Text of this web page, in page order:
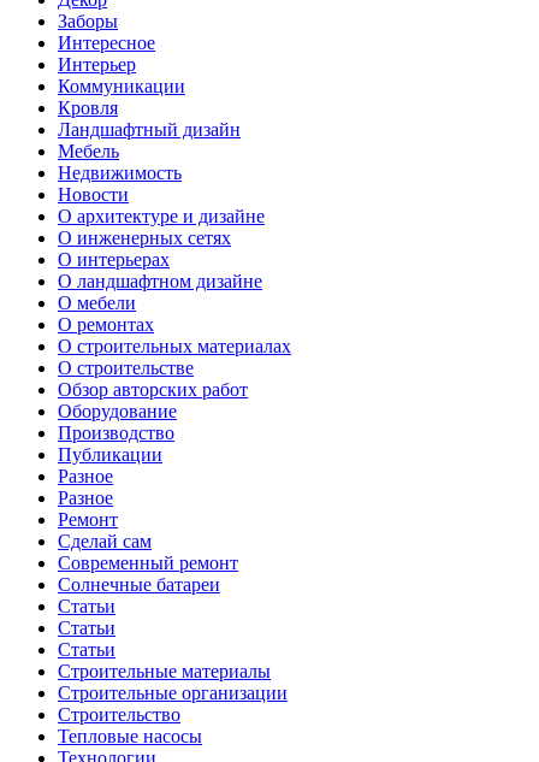
Заборы
Интересное
Интерьер
Коммуникации
Кровля
Ландшафтный дизайн
Мебель
Недвижимость
Новости
О архитектуре и дизайне
О инженерных сетях
О интерьерах
О ландшафтном дизайне
О мебели
О ремонтах
О строительных материалах
О строительстве
Обзор авторских работ
Оборудование
Производство
Публикации
Разное
Разное
Ремонт
Сделай сам
Современный ремонт
Солнечные батареи
Статьи
Статьи
Статьи
Строительные материалы
Строительные организации
Строительство
Тепловые насосы
Технологии